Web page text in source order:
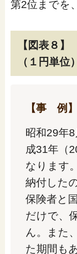
第2位までを
【図表８
（１円単位）
【事 例】
昭和29年
成31年（
なります
納付した
保険者と
だけで、
ん。また
た期間も